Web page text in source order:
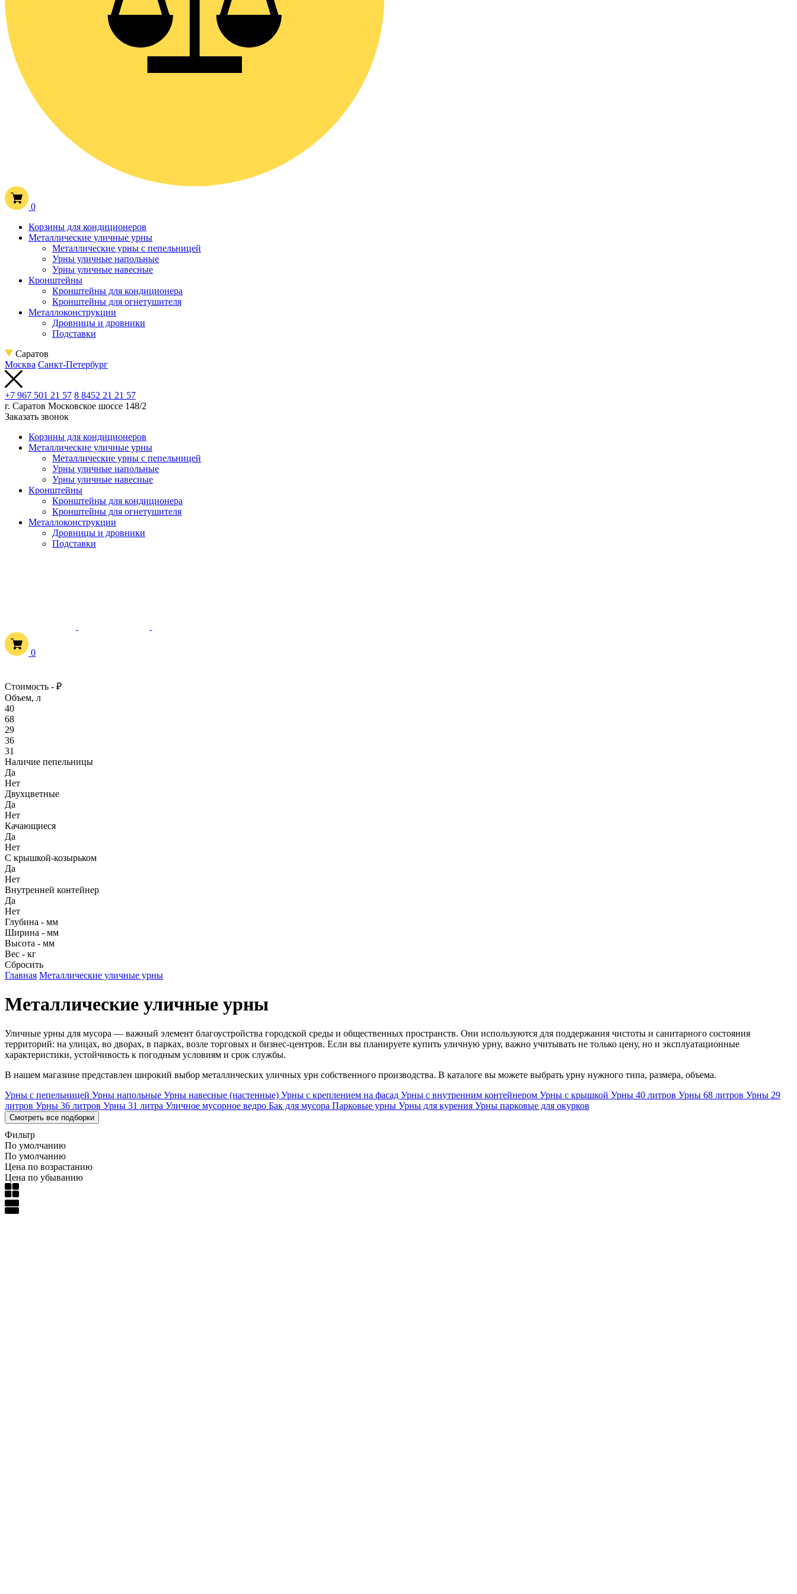
0
Корзины для кондиционеров
Металлические уличные урны
Металлические урны с пепельницей
Урны уличные напольные
Урны уличные навесные
Кронштейны
Кронштейны для кондиционера
Кронштейны для огнетушителя
Металлоконструкции
Дровницы и дровники
Подставки
Саратов
Москва Санкт-Петербург
+7 967 501 21 57 8 8452 21 21 57
г. Саратов Московское шоссе 148/2
Заказать звонок
Корзины для кондиционеров
Металлические уличные урны
Металлические урны с пепельницей
Урны уличные напольные
Урны уличные навесные
Кронштейны
Кронштейны для кондиционера
Кронштейны для огнетушителя
Металлоконструкции
Дровницы и дровники
Подставки
0
Стоимость - ₽
Объем, л
40
68
29
36
31
Наличие пепельницы
Да
Нет
Двухцветные
Да
Нет
Качающиеся
Да
Нет
С крышкой-козырьком
Да
Нет
Внутренней контейнер
Да
Нет
Глубина - мм
Ширина - мм
Высота - мм
Вес - кг
Сбросить
Главная Металлические уличные урны
Металлические уличные урны
Уличные урны для мусора — важный элемент благоустройства городской среды и общественных пространств. Они используются для поддержания чистоты и санитарного состояния
территорий: на улицах, во дворах, в парках, возле торговых и бизнес-центров. Если вы планируете купить уличную урну, важно учитывать не только цену, но и эксплуатационные
характеристики, устойчивость к погодным условиям и срок службы.
В нашем магазине представлен широкий выбор металлических уличных урн собственного производства. В каталоге вы можете выбрать урну нужного типа, размера, объема.
Урны с пепельницей Урны напольные Урны навесные (настенные) Урны с креплением на фасад Урны с внутренним контейнером Урны с крышкой Урны 40 литров Урны 68 литров Урны 29
литров Урны 36 литров Урны 31 литра Уличное мусорное ведро Бак для мусора Парковые урны Урны для курения Урны парковые для окурков
Смотреть все подборки
Фильтр
По умолчанию
По умолчанию
Цена по возрастанию
Цена по убыванию